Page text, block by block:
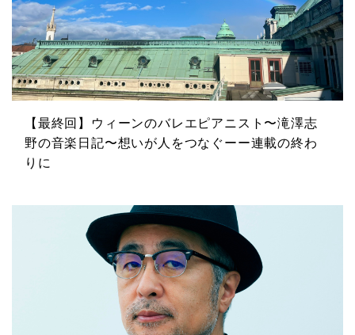
【最終回】ウィーンのバレエピアニスト〜滝澤志
野の音楽日記〜想いが人をつなぐーー連載の終わ
りに